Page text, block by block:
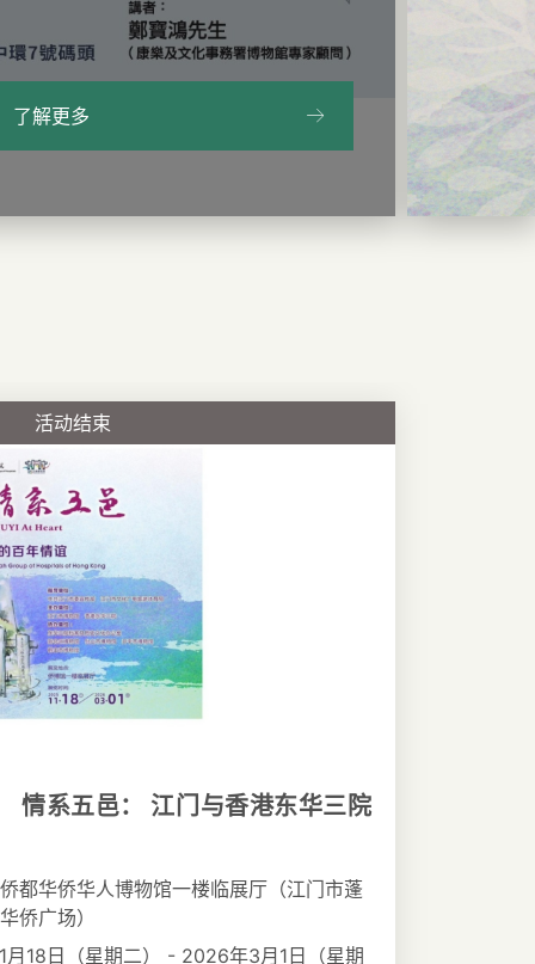
了解更多
活动结束
系五邑： 江门与香港东华三院
都华侨华人博物馆一楼临展厅（江门市蓬
侨广场）
月18日（星期二） - 2026年3月1日（星期